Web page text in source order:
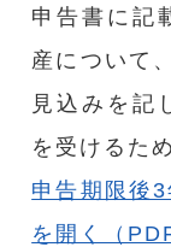
申告書に記
産について
見込みを記
を受けるた
申告期限後
を開く（